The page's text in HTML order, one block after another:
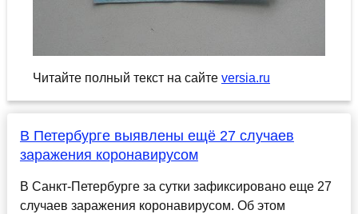
Читайте полный текст на сайте versia.ru
В Петербурге выявлены ещё 27 случаев
заражения коронавирусом
В Санкт-Петербурге за сутки зафиксировано еще 27
случаев заражения коронавирусом. Об этом